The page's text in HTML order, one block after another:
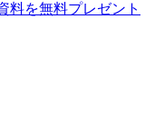
料を無料プレゼント